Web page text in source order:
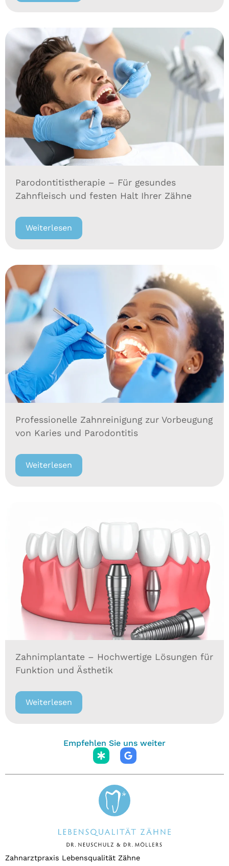
Parodontitistherapie – Für gesundes
Zahnfleisch und festen Halt Ihrer Zähne
Weiterlesen
Professionelle Zahnreinigung zur Vorbeugung
von Karies und Parodontitis
Weiterlesen
Zahnimplantate – Hochwertige Lösungen für
Funktion und Ästhetik
Weiterlesen
Empfehlen Sie uns weiter
Zahnarztpraxis Lebensqualität Zähne